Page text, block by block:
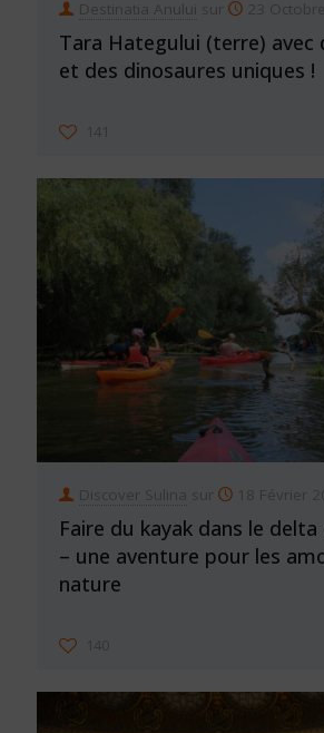
Destinatia Anului sur 23
Tara Hategului (terre) avec
et des dinosaures uniques !
141
Discover Sulina sur 18 Février
Faire du kayak dans le
– une aventure pour les
nature
140